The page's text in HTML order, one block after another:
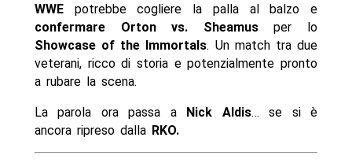
WWEpotrebbe cogliere la palla al balzo e
confermare Orton vs. Sheamusper lo
Showcase of the Immortals. Un match tra due
veterani, ricco di storia e potenzialmente pronto
a rubare la scena.
La parola ora passa a Nick Aldis… se si è
ancora ripreso dallaRKO.